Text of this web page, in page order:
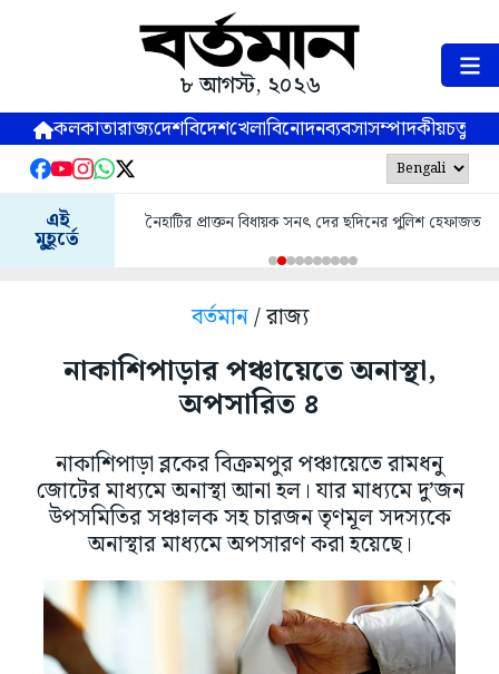
৮ আগস্ট, ২০২৬
কলকাতারাজ্যদেশবিদেশখেলাবিনোদনব্যবসাসম্পাদকীয়
এই
মুহূর্তে
নৈহাটির প্রাক্তন বিধায়ক সনৎ দের ছদিনের পুলিশ হেফাজত
বর্তমান/ রাজ্য
নাকাশিপাড়ার পঞ্চায়েতে অনাস্থা,
অপসারিত ৪
নাকাশিপাড়া ব্লকের বিক্রমপুর পঞ্চায়েতে রামধনু
জোটের মাধ্যমে অনাস্থা আনা হল। যার মাধ্যমে দু’জন
উপসমিতির সঞ্চালক সহ চারজন তৃণমূল সদস্যকে
অনাস্থার মাধ্যমে অপসারণ করা হয়েছে।